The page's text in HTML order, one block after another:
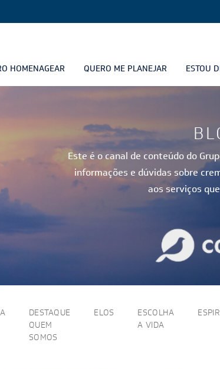
HOMENAGEAR QUERO ME PLANEJAR ESTOU
Este é o canal de conteúdo do
informações e dúvidas sobre
aos serviços
DESTAQUE
QUEM
SOMOS
ELOS
ESCOLHA
A VIDA